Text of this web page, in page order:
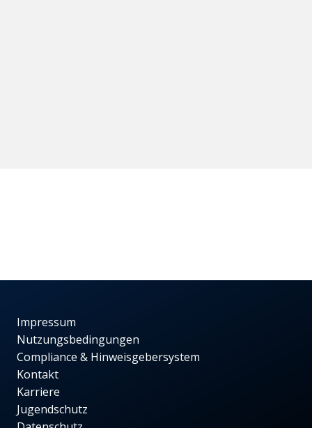
Impressum
Nutzungsbedingungen
Compliance & Hinweisgebersystem
Kontakt
Karriere
Jugendschutz